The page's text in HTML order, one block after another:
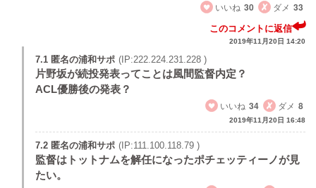
いいね 30 ダメ 33
このコメントに返信
2019年11月20日 14:20
7.1 匿名の浦和サポ (IP:222.224.231.228 )
片野坂が続投発表ってことは風間監督内定？
ACL優勝後の発表？
いいね 34 ダメ 8
2019年11月20日 16:48
7.2 匿名の浦和サポ (IP:111.100.118.79 )
監督はトットナムを解任になったポチェッティーノが見
たい。